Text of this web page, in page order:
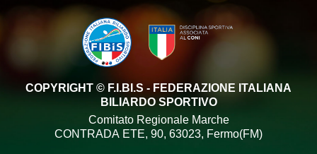
COPYRIGHT © F.I.BI.S - FEDERAZIONE ITALIANA
BILIARDO SPORTIVO
Comitato Regionale Marche
CONTRADA ETE, 90, 63023, Fermo(FM)